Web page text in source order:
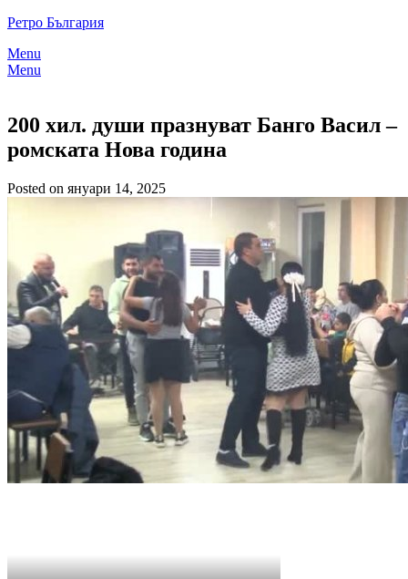
Skip
content
Ретро България
Menu
Menu
200 хил. души празнуват Банго Васил –
ромската Нова година
Posted on януари 14, 2025